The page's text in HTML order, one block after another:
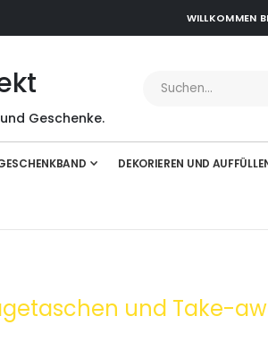
WILLKOMMEN
Geschenke.
DEKORIEREN UND
und Take-